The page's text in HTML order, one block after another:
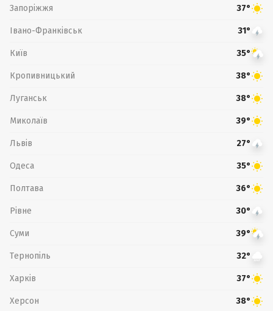
Запоріжжя 37°
Івано-Франківськ 31°
Київ 35°
Кропивницький 38°
Луганськ 38°
Миколаїв 39°
Львів 27°
Одеса 35°
Полтава 36°
Рівне 30°
Суми 39°
Тернопіль 32°
Харків 37°
Херсон 38°